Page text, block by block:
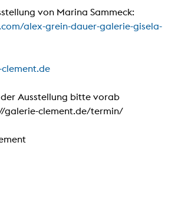
von Marina Sammeck:
alex-grein-dauer-galerie-gisela-
der Ausstellung bitte vorab
galerie-clement.de/termin/